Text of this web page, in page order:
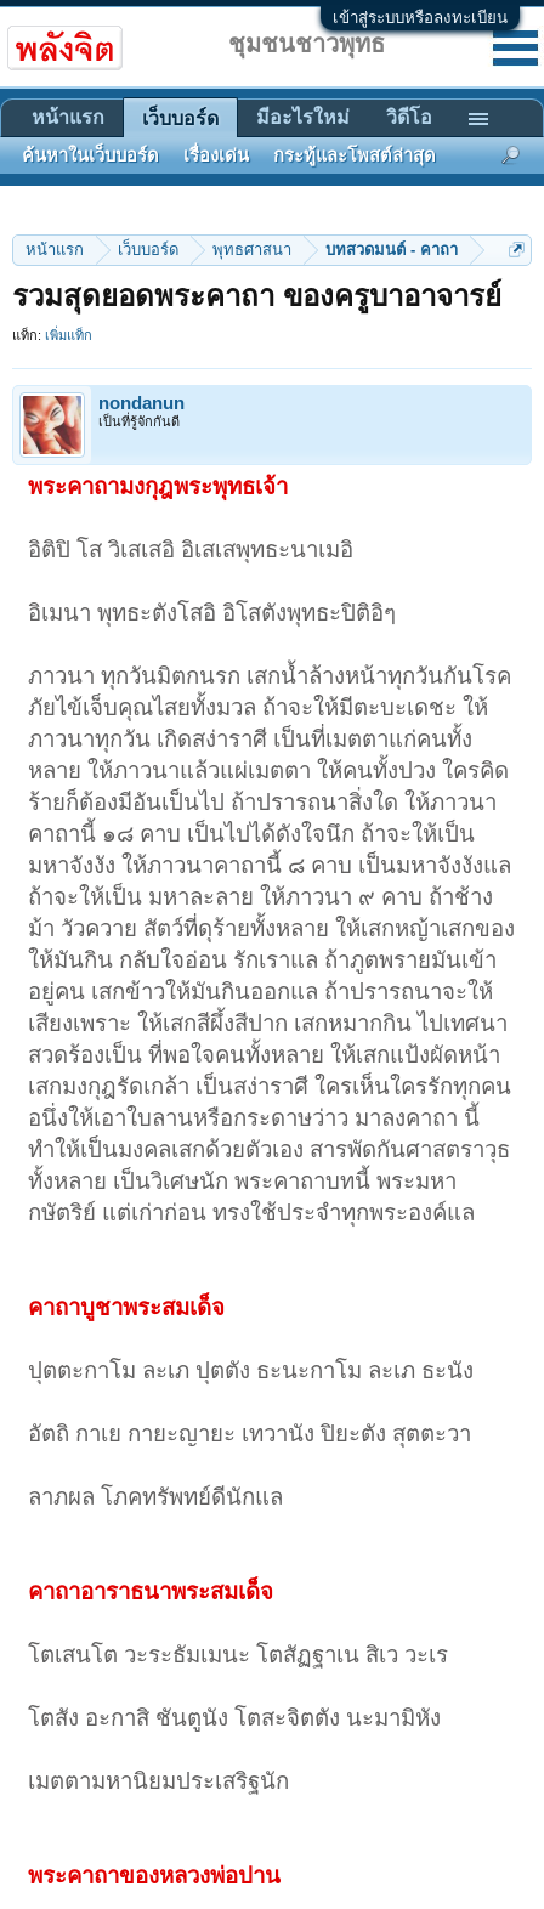
เข้าสู่ระบบหรือลงทะเบียน
หน้าแรก เว็บบอร์ด พุทธศาสนา บทสวดมนต์ - คาถา
รวมสุดยอดพระคาถา ของครูบาอาจารย์
แท็ก: เพิ่มแท็ก
nondanun
เป็นที่รู้จักกันดี
พระคาถามงกุฎพระพุทธเจ้า
อิติปิ โส วิเสเสอิ อิเสเสพุทธะนาเมอิ
อิเมนา พุทธะตังโสอิ อิโสตังพุทธะปิติอิๆ
ภาวนา ทุกวันมิตกนรก เสกน้ำล้างหน้าทุกวันกันโรค
ภัยไข้เจ็บคุณไสยทั้งมวล ถ้าจะให้มีตะบะเดชะ ให้
ภาวนาทุกวัน เกิดสง่าราศี เป็นที่เมตตาแก่คนทั้ง
หลาย ให้ภาวนาแล้วแผ่เมตตา ให้คนทั้งปวง ใครคิด
ร้ายก็ต้องมีอันเป็นไป ถ้าปรารถนาสิ่งใด ให้ภาวนา
คาถานี้ ๑๘ คาบ เป็นไปได้ดังใจนึก ถ้าจะให้เป็น
มหาจังงัง ให้ภาวนาคาถานี้ ๘ คาบ เป็นมหาจังงังแล
ถ้าจะให้เป็น มหาละลาย ให้ภาวนา ๙ คาบ ถ้าช้าง
ม้า วัวควาย สัตว์ที่ดุร้ายทั้งหลาย ให้เสกหญ้าเสกของ
ให้มันกิน กลับใจอ่อน รักเราแล ถ้าภูตพรายมันเข้า
อยู่คน เสกข้าวให้มันกินออกแล ถ้าปรารถนาจะให้
เสียงเพราะ ให้เสกสีผึ้งสีปาก เสกหมากกิน ไปเทศนา
สวดร้องเป็น ที่พอใจคนทั้งหลาย ให้เสกแป้งผัดหน้า
เสกมงกุฎรัดเกล้า เป็นสง่าราศี ใครเห็นใครรักทุกคน
อนึ่งให้เอาใบลานหรือกระดาษว่าว มาลงคาถา นี้
ทำให้เป็นมงคลเสกด้วยตัวเอง สารพัดกันศาสตราวุธ
ทั้งหลาย เป็นวิเศษนัก พระคาถาบทนี้ พระมหา
กษัตริย์ แต่เก่าก่อน ทรงใช้ประจำทุกพระองค์แล
คาถาบูชาพระสมเด็จ
ปุตตะกาโม ละเภ ปุตตัง ธะนะกาโม ละเภ ธะนัง
อัตถิ กาเย กายะญายะ เทวานัง ปิยะตัง สุตตะวา
ลาภผล โภคทรัพทย์ดีนักแล
คาถาอาราธนาพระสมเด็จ
โตเสนโต วะระธัมเมนะ โตสัฏฐาเน สิเว วะเร
โตสัง อะกาสิ ชันตูนัง โตสะจิตตัง นะมามิหัง
เมตตามหานิยมประเสริฐนัก
พระคาถาของหลวงพ่อปาน
ชุมชนชาวพุทธ
หน้าแรก เว็บบอร์ด
ค้นหาในเว็บบอร์ด เรื่องเด่น กระทู้และโพสต์ล่าสุด
มีอะไรใหม่ วิดีโอ